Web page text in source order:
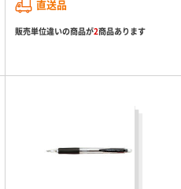
直送品
販売単位違いの商品が2商品あります